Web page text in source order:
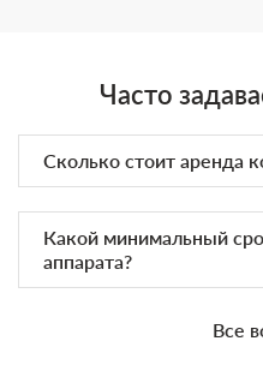
Часто
Сколько стоит аренда
Какой минимальный
аппарата?
Все